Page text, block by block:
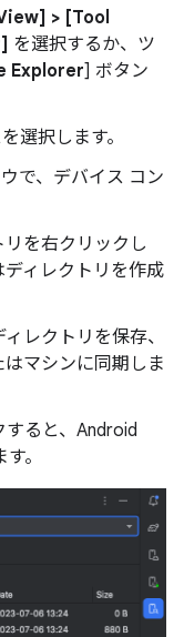
> [Tool
を選択するか、ツ
Explorer] ボタン
選択します。
で、デバイス コン
を右クリックし
ィレクトリを作成
レクトリを保存、
マシンに同期しま
ると、Android
。